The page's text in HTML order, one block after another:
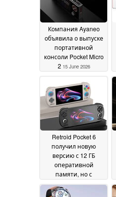
Компания Ayaneo
объявила о выпуске
портативной
консоли Pocket Micro
2 15 June 2026
Retroid Pocket 6
получил новую
версию с 12 ГБ
оперативной
памяти, но с
меньшим объёмом
встроенной памяти